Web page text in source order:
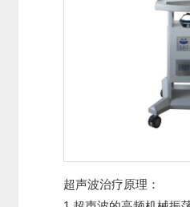
超声波治疗原理：